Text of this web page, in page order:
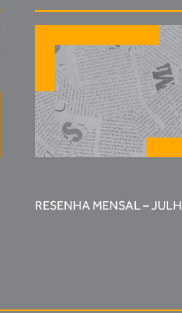
RESENHA MENSAL –